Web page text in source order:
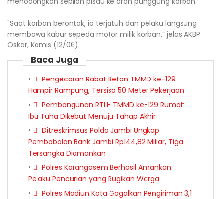
"Saat korban berontak, ia terjatuh dan pelaku langsung
membawa kabur sepeda motor milik korban,” jelas AKBP
Oskar, Kamis (12/06).
Baca Juga
Pengecoran Rabat Beton TMMD ke-129
Hampir Rampung, Tersisa 50 Meter Pekerjaan
Pembangunan RTLH TMMD ke-129 Rumah
Ibu Tuha Dikebut Menuju Tahap Akhir
Ditreskrimsus Polda Jambi Ungkap
Pembobolan Bank Jambi Rp144,82 Miliar, Tiga
Tersangka Diamankan
Polres Karangasem Berhasil Amankan
Pelaku Pencurian yang Rugikan Warga
Polres Madiun Kota Gagalkan Pengiriman 3,1